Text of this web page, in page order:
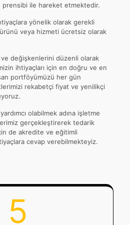
prensibi ile hareket etmektedir.
yönelik olarak gerekli
veya hizmeti ücretsiz olarak
değişkenlerini düzenli olarak
ihtiyaçları için en doğru ve en
portföyümüzü her gün
rekabetçi fiyat ve yenilikçi
olabilmek adına işletme
gerçekleştirerek tedarik
de akredite ve eğitimli
cevap verebilmekteyiz.
5